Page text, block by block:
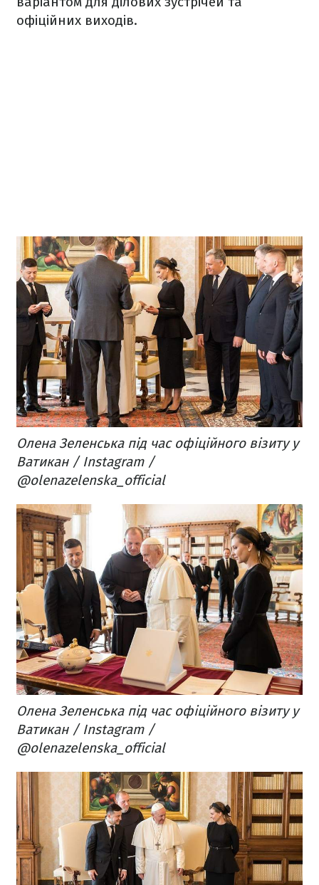
офіційних виходів.
Олена Зеленська під час офіційного візиту у
Ватикан / Instagram /
@olenazelenska_official
Олена Зеленська під час офіційного візиту у
Ватикан / Instagram /
@olenazelenska_official